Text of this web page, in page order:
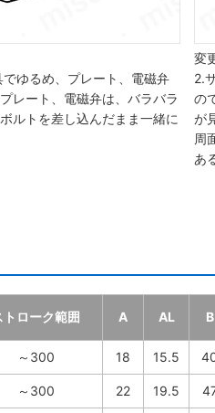
ゆるめ、プレート、電磁弁
レート、電磁弁は、バラバラ
ルトを差し込んだまま一緒に
変
2.
の
が
周
あ
トローク範囲 A AL B
～300 18 15.5
～300 22 19.5